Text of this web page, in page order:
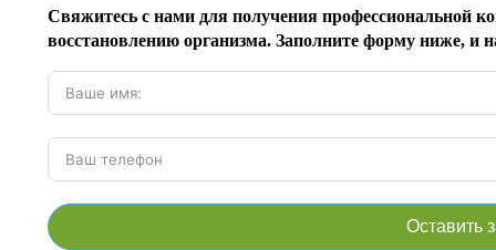
Свяжитесь с нами для получения профессиональной
восстановлению организма. Заполните форму ниже, и
Оставить